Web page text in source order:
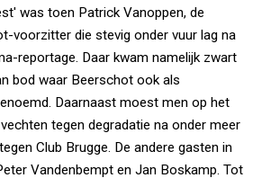
was toen Patrick Vanoppen, de
voorzitter die stevig onder vuur lag na
reportage. Daar kwam namelijk zwart
bod waar Beerschot ook als
Daarnaast moest men op het
tegen degradatie na onder meer
Club Brugge. De andere gasten in
Vandenbempt en Jan Boskamp. Tot